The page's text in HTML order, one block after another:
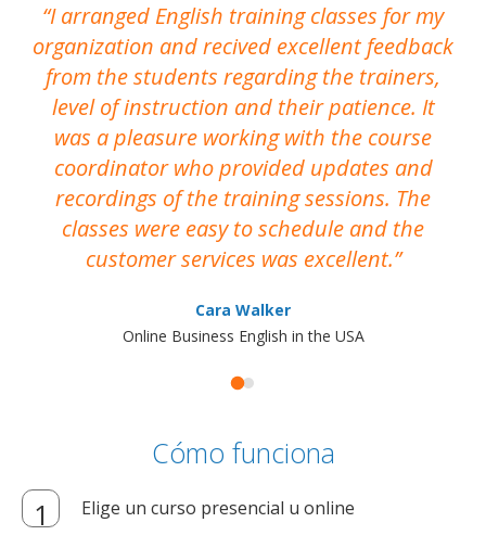
I arranged English training classes for my
organization and recived excellent feedback
from the students regarding the trainers,
level of instruction and their patience. It
was a pleasure working with the course
coordinator who provided updates and
recordings of the training sessions. The
classes were easy to schedule and the
customer services was excellent.
Cara Walker
Online Business English in the USA
Cómo funciona
Elige un curso presencial u online